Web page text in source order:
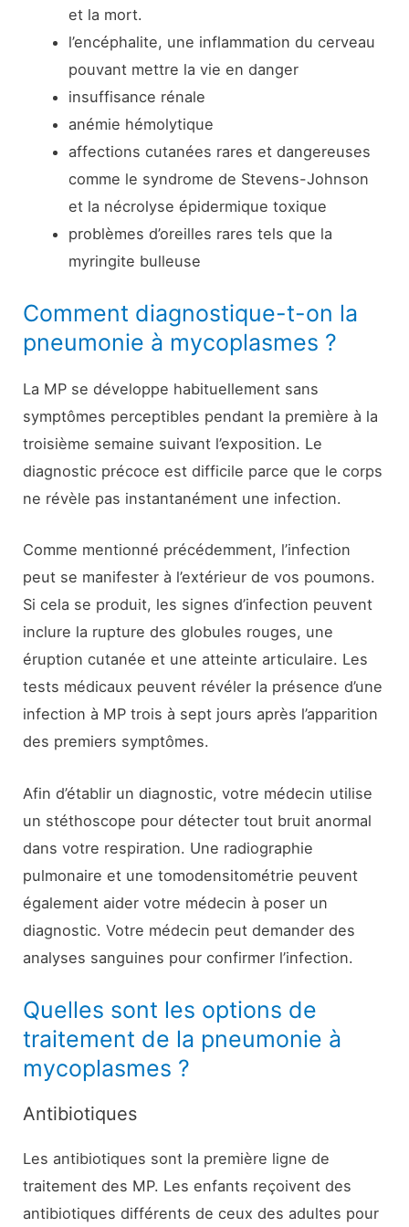
et la mort.
l’encéphalite, une inflammation du cerveau
pouvant mettre la vie en danger
insuffisance rénale
anémie hémolytique
affections cutanées rares et dangereuses
comme le syndrome de Stevens-Johnson
et la nécrolyse épidermique toxique
problèmes d’oreilles rares tels que la
myringite bulleuse
Comment diagnostique-t-on la
pneumonie à mycoplasmes ?
La MP se développe habituellement sans
symptômes perceptibles pendant la première à la
troisième semaine suivant l’exposition. Le
diagnostic précoce est difficile parce que le corps
ne révèle pas instantanément une infection.
Comme mentionné précédemment, l’infection
peut se manifester à l’extérieur de vos poumons.
Si cela se produit, les signes d’infection peuvent
inclure la rupture des globules rouges, une
éruption cutanée et une atteinte articulaire. Les
tests médicaux peuvent révéler la présence d’une
infection à MP trois à sept jours après l’apparition
des premiers symptômes.
Afin d’établir un diagnostic, votre médecin utilise
un stéthoscope pour détecter tout bruit anormal
dans votre respiration. Une radiographie
pulmonaire et une tomodensitométrie peuvent
également aider votre médecin à poser un
diagnostic. Votre médecin peut demander des
analyses sanguines pour confirmer l’infection.
Quelles sont les options de
traitement de la pneumonie à
mycoplasmes ?
Antibiotiques
Les antibiotiques sont la première ligne de
traitement des MP. Les enfants reçoivent des
antibiotiques différents de ceux des adultes pour